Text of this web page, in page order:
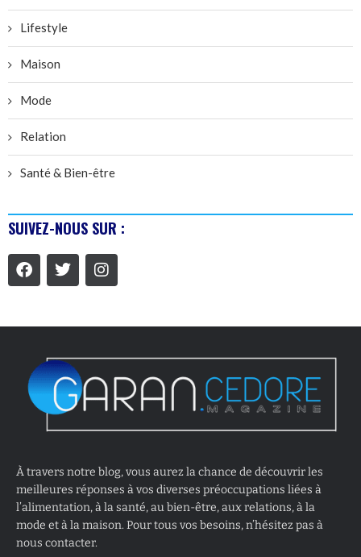
Lifestyle
Maison
Mode
Relation
Santé & Bien-être
SUIVEZ-NOUS SUR :
À travers notre blog, vous aurez la chance de découvrir les
meilleures réponses à vos diverses préoccupations liées à
l’alimentation, à la santé, au bien-être, aux relations, à la
mode et à la maison. Pour tous vos besoins, n’hésitez pas à
nous contacter.